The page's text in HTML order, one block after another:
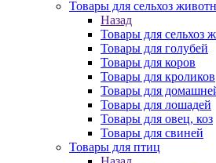
Товары для сельхоз
Назад
Товары для сельхоз
Товары для голубей
Товары для коров
Товары для кроликов
Товары для
Товары для лошадей
Товары для овец, коз
Товары для свиней
Товары для птиц